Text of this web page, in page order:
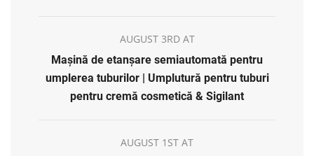
AUGUST 3RD AT
Mașină de etanșare semiautomată pentru
umplerea tuburilor | Umplutură pentru tuburi
pentru cremă cosmetică & Sigilant
AUGUST 1ST AT